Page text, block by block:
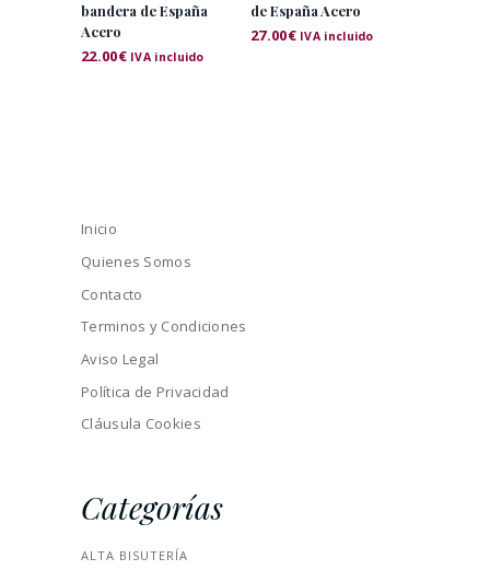
bandera de España
Acero
22.00€ IVA incluido
de España Acero
27.00€ IVA incluido
Inicio
Quienes Somos
Contacto
Terminos y Condiciones
Aviso Legal
Política de Privacidad
Cláusula Cookies
Categorías
ALTA BISUTERÍA